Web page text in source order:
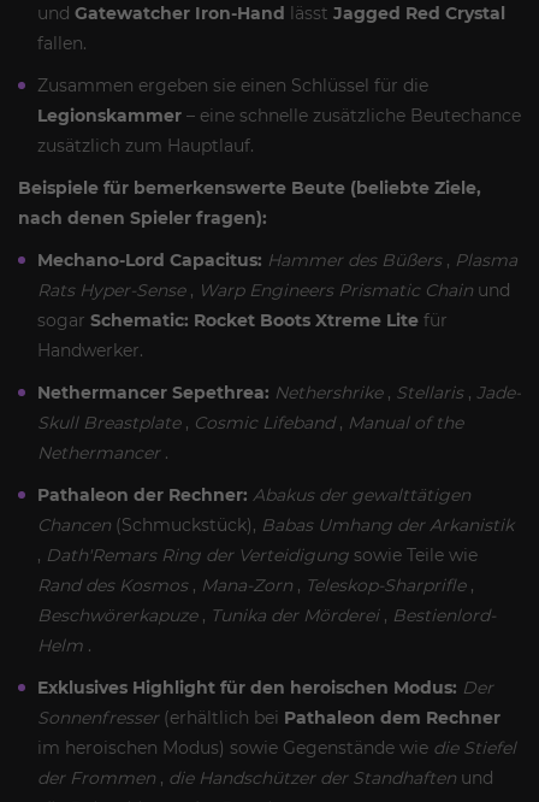
und Gatewatcher Iron-Hand lässt Jagged Red Crystal
fallen.
Zusammen ergeben sie einen Schlüssel für die
Legionskammer – eine schnelle zusätzliche Beutechance
zusätzlich zum Hauptlauf.
Beispiele für bemerkenswerte Beute (beliebte Ziele,
nach denen Spieler fragen):
Mechano-Lord Capacitus: Hammer des Büßers, Plasma
Rats Hyper-Sense, Warp Engineers Prismatic Chain und
sogar Schematic: Rocket Boots Xtreme Lite für
Handwerker.
Nethermancer Sepethrea: Nethershrike, Stellaris, Jade-
Skull Breastplate, Cosmic Lifeband, Manual of the
Nethermancer.
Pathaleon der Rechner: Abakus der gewalttätigen
Chancen (Schmuckstück), Babas Umhang der Arkanistik
, Dath'Remars Ring der Verteidigung sowie Teile wie
Rand des Kosmos, Mana-Zorn , Teleskop-Sharprifle,
Beschwörerkapuze, Tunika der Mörderei, Bestienlord-
Helm .
Exklusives Highlight für den heroischen Modus: Der
Sonnenfresser(erhältlich bei Pathaleon dem Rechner
im heroischen Modus) sowie Gegenstände wie die Stiefel
der Frommen , die Handschützer der Standhaften und